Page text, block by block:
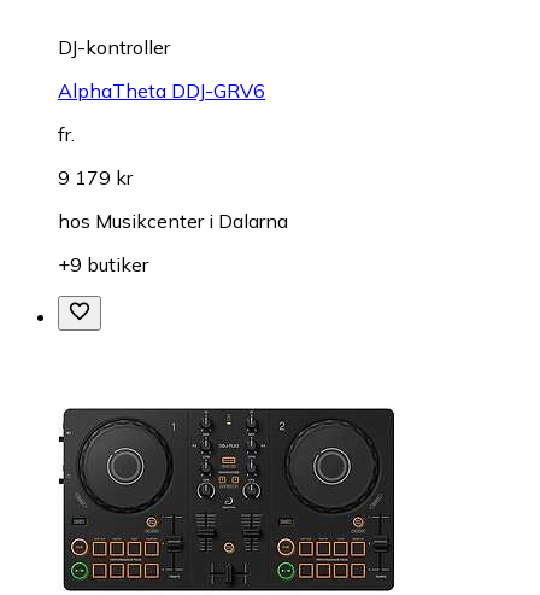
DJ-kontroller
AlphaTheta DDJ-GRV6
fr.
9 179 kr
hos Musikcenter i Dalarna
+9 butiker